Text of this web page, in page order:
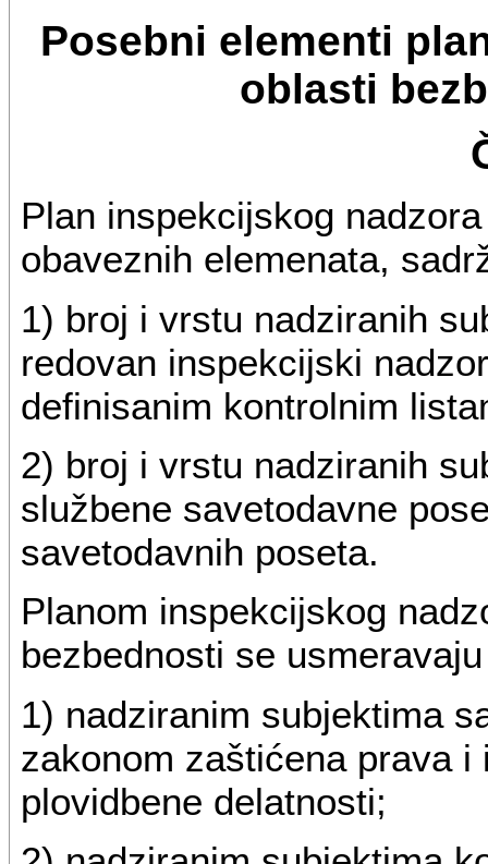
Posebni elementi
oblasti
Plan inspekcijskog
obaveznih elemenata,
1) broj i vrstu nadziranih
redovan inspekcijski
definisanim kontrolnim
2) broj i vrstu nadziranih
službene savetodavne
savetodavnih poseta.
Planom inspekcijskog
bezbednosti se
1) nadziranim subjektima
zakonom zaštićena prava
plovidbene delatnosti;